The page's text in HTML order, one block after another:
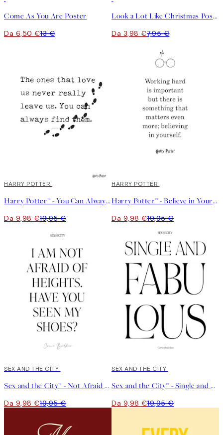
Come As You Are Poster
Da 6,50 €13 €
Look a Lot Like Christmas Poster
Da 3,98 €7,95 €
50%*
HARRY POTTER
Harry Potter™ - You Can Always Find Them Poster
Da 9,98 €19,95 €
50%*
HARRY POTTER
Harry Potter™ - Believe in Yourself Poster
Da 9,98 €19,95 €
50%*
SEX AND THE CITY
Sex and the City™ - Not Afraid of Heights Poster
Da 9,98 €19,95 €
50%*
SEX AND THE CITY
Sex and the City™ - Single and Fabulous Poster
Da 9,98 €19,95 €